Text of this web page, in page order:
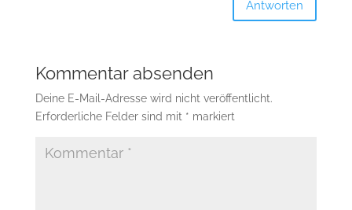
Antworten
Kommentar absenden
Deine E-Mail-Adresse wird nicht veröffentlicht.
Erforderliche Felder sind mit * markiert